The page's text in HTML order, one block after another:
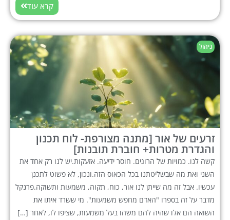
קרא עוד
ניהול
זרעים של אור [מתנה מצורפת- לוח תכנון
והגדרת מטרות+ חוברת תובנות]
קשה לנו. כמויות של הרוגים. חוסר ידיעה. אזעקות.יש לנו רק אחד את
השני ואת מה שבשליטתנו בכל הכאוס הזה.ונכון, לא פשוט לתכנן
עכשיו. אבל זה מה שייתן לנו אור, כוח, תקוה, משמעות ותשוקה.פרנקל
מדבר על זה בספרו "האדם מחפש משמעות". מי ששרד איתו את
השואה הם אלו שהיה להם משהו בעל משמעות, שציפו לו, לאחר […]